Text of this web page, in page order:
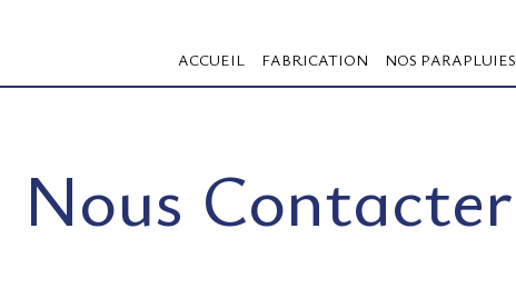
ACCUEIL FABRICATION NOS PARAPLUIES
Nous Contacter